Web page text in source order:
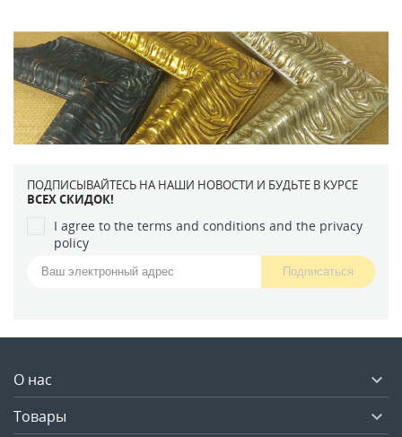
ПОДПИСЫВАЙТЕСЬ НА НАШИ НОВОСТИ И БУДЬТЕ В КУРСЕ
ВСЕХ СКИДОК!
I agree to the terms and conditions and the privacy
policy
О нас 
Товары 